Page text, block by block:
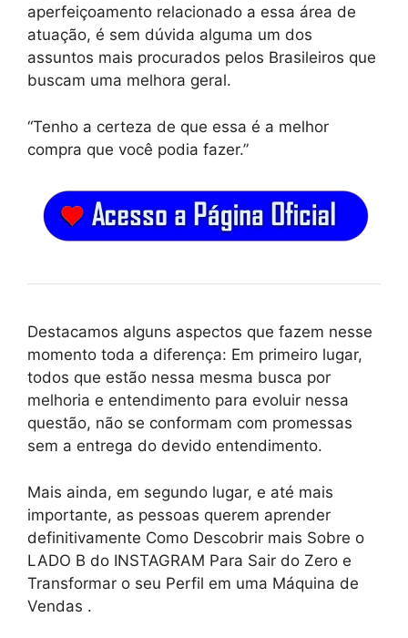
aperfeiçoamento relacionado a essa área de
atuação, é sem dúvida alguma um dos
assuntos mais procurados pelos Brasileiros que
buscam uma melhora geral.
“Tenho a certeza de que essa é a melhor
compra que você podia fazer.”
Destacamos alguns aspectos que fazem nesse
momento toda a diferença: Em primeiro lugar,
todos que estão nessa mesma busca por
melhoria e entendimento para evoluir nessa
questão, não se conformam com promessas
sem a entrega do devido entendimento.
Mais ainda, em segundo lugar, e até mais
importante, as pessoas querem aprender
definitivamente Como Descobrir mais Sobre o
LADO B do INSTAGRAM Para Sair do Zero e
Transformar o seu Perfil em uma Máquina de
Vendas .